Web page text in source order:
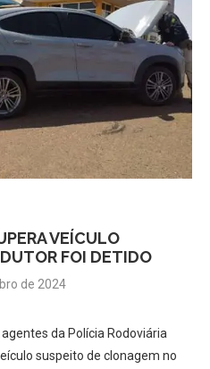
VEÍCULO
FOI DETIDO
de 2024
da Polícia Rodoviária
suspeito de clonagem no